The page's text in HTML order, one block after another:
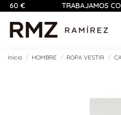
TRABAJAMOS CON LAS
Inicio HOMBRE ROPA VESTIR